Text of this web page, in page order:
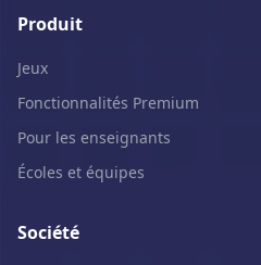
Produit
Jeux
Fonctionnalités Premium
Pour les enseignants
Écoles et équipes
Société